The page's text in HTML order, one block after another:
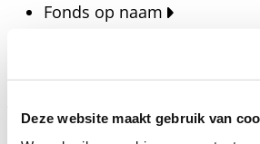
Deze website maakt gebruik van
Fonds op naam
Blijf op de hoogte van het